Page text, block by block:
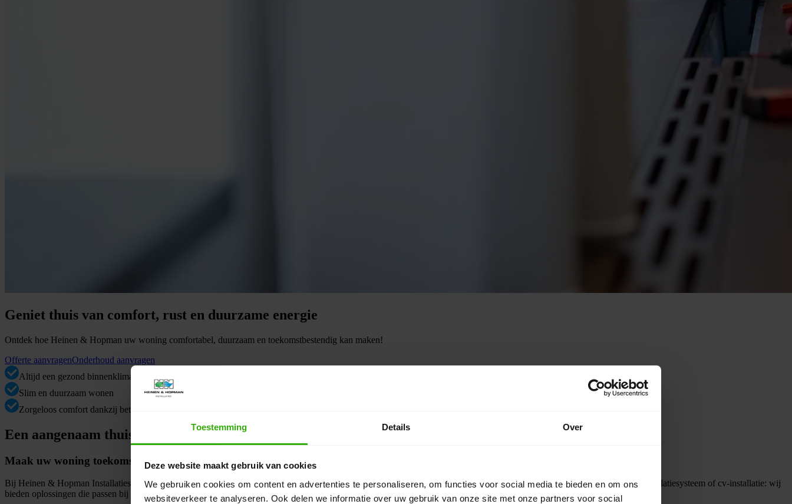
Toestemming Details Over
Deze website maakt gebruik van cookies
We gebruiken cookies om content en advertenties te personaliseren, om functies voor social media te bieden en om ons
websiteverkeer te analyseren. Ook delen we informatie over uw gebruik van onze site met onze partners voor social
Geniet thuis van comfort, rust en duurzame energie
Ontdek hoe Heinen & Hopman uw woning comfortabel, duurzaam en toekomstbestendig kan maken!
Offerte aanvragenOnderhoud aanvragen
Altijd een gezond binnenklimaat
Slim en duurzaam wonen
Zorgeloos comfort dankzij betrouwbare installatieservice
Een aangenaam thuis
Maak uw woning toekomstbestendig met Heinen & Hopman
Bij Heinen & Hopman Installaties zorgen we dat uw woning comfortabel, energiezuinig en toekomstbestendig wordt. Of het nu gaat om een warmtepomp, airconditioning, ventilatiesysteem of cv-installatie: wij
bieden oplossingen die passen bij uw situatie en woonwensen.